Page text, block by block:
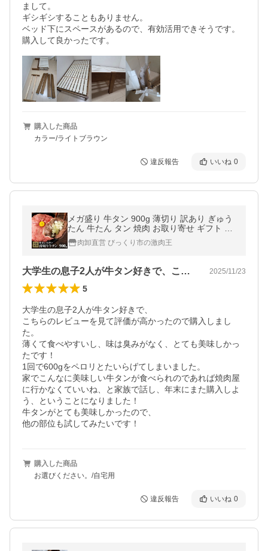
まして。
ギシギシすることもありません。
ベッド下にスペースがあるので、有効活用できそうです。
購入して良かったです。
購入した商品
カラー/ライトブラウン
違反報告 いいね 0
メガ盛り 牛タン 900g 薄切り 訳あり ぎゅう
たん 牛たん タン 焼肉 お取り寄せ ギフト 食
品 グルメ 個包装 BBQ バーベキュー 300g×3
パック 爆買
肉卸直営 びっくり市の激肉王
大学生の息子2人が牛タン好きで、こちら… 2025/11/23
5
大学生の息子2人が牛タン好きで、
こちらのレビューを見て評価が高かったので購入しまし
た。
薄くて食べやすいし、味は臭みがなく、とても美味しかっ
たです！
1回で600gをペロリとたいらげてしまいました。
家でこんなに美味しい牛タンが食べられのであれば焼肉屋
に行かなくていいね、と家族で話し、年末にまた購入しよ
う、ということになりました！
牛タンがとても美味しかったので、
他の部位も試してみたいです！
購入した商品
お選びください。/自宅用
違反報告 いいね 0